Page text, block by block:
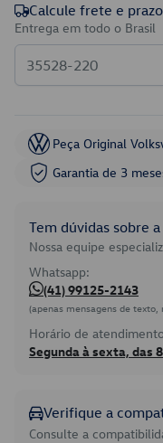
Calcule frete e prazo
Entrega em todo o Brasil
Peça Original
Garantia de 3
Tem dúvidas sobre
Nossa equipe
Whatsapp:
(41) 99125-2143
(apenas mensagens de
Horário de
Segunda à sexta, das
Verifique a
Consulte a